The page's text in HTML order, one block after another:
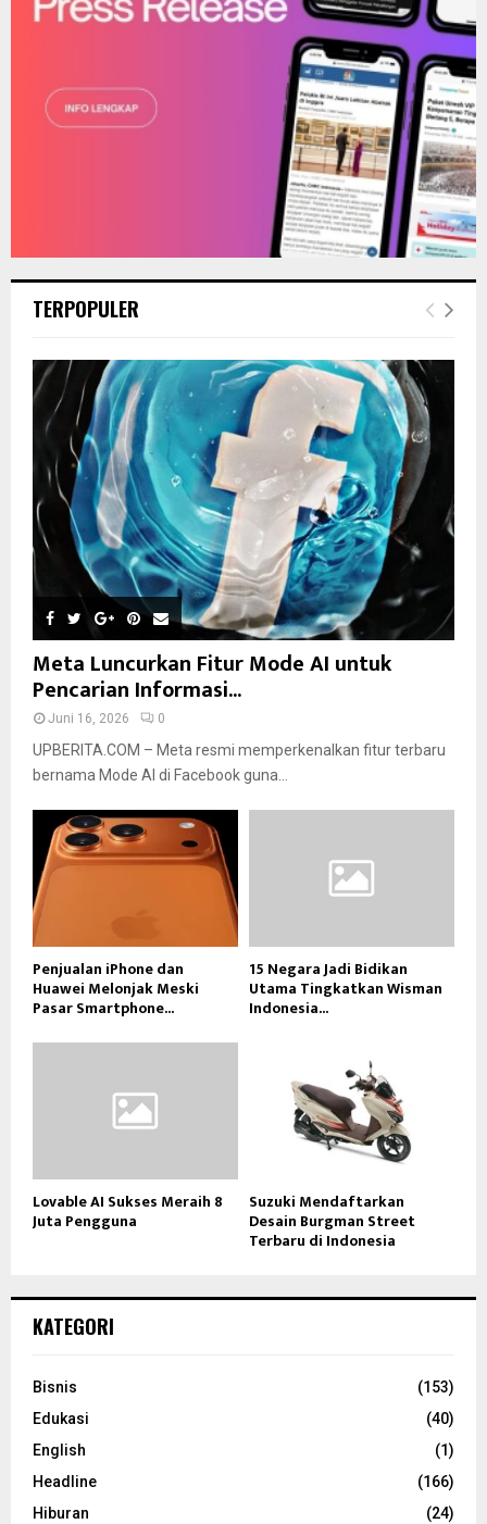
TERPOPULER
Meta Luncurkan Fitur Mode AI untuk
Pencarian Informasi...
Juni 16, 2026 0
UPBERITA.COM – Meta resmi memperkenalkan fitur terbaru
bernama Mode AI di Facebook guna...
Penjualan iPhone dan
Huawei Melonjak Meski
Pasar Smartphone...
15 Negara Jadi Bidikan
Utama Tingkatkan Wisman
Indonesia...
Lovable AI Sukses Meraih 8
Juta Pengguna
Suzuki Mendaftarkan
Desain Burgman Street
Terbaru di Indonesia
KATEGORI
Bisnis
(153)
Edukasi
(40)
English
(1)
Headline
(166)
Hiburan
(24)